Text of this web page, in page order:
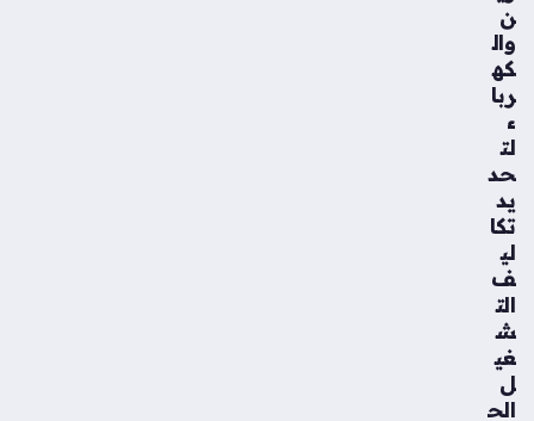
ن
وال
كه
ربا
ء
لت
حد
يد
تكا
لي
ف
الت
ش
غي
ل
الح